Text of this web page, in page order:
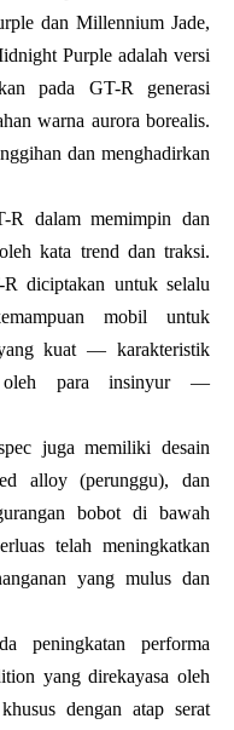
dan Millennium Jade,
Purple adalah versi
pada GT-R generasi
warna aurora borealis.
dan menghadirkan
dalam memimpin dan
kata trend dan traksi.
R diciptakan untuk selalu
mobil untuk
kuat — karakteristik
oleh para insinyur —
juga memiliki desain
alloy (perunggu), dan
bobot di bawah
telah meningkatkan
yang mulus dan
peningkatan performa
yang direkayasa oleh
dengan atap serat